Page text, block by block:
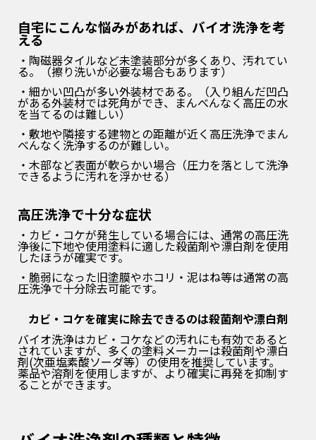
自宅にこんな悩みがあれば、バイオ洗浄を考
える
・陶磁器タイルなど未塗装部分が多くあり、汚れてい
る。（擦り洗いが必要な場合もあります）
・細かい凹凸が多い外装材である。（入り組んだ凹凸
がある外装材では死角ができ、まんべんなく高圧の水
を当てるのは難しい）
・敷地や隣接する建物との距離が近く高圧洗浄でまん
べんなく洗浄するのが難しい。
・木部など表面が軟らかい場合（圧力を落として洗浄
できるように汚れを浮かせる）
高圧洗浄で十分な症状
・カビ・コケが発生している場合には、通常の高圧洗
浄後に下地や使用塗料に適した殺菌剤や漂白剤を使用
したほうが確実です。
・脆弱になった旧塗膜やホコリ・泥はね等は通常の高
圧洗浄で十分除去可能です。
カビ・コケを確実に除去できるのは殺菌剤や漂白剤
バイオ洗浄はカビ・コケなどの汚れにも有効であると
されていますが、多くの塗料メーカーは殺菌剤や漂白
剤(次亜塩素酸ソーダ等）の使用を推奨しています。
薬品や溶剤を使用しますが、より確実に再発を抑制す
ることができます。